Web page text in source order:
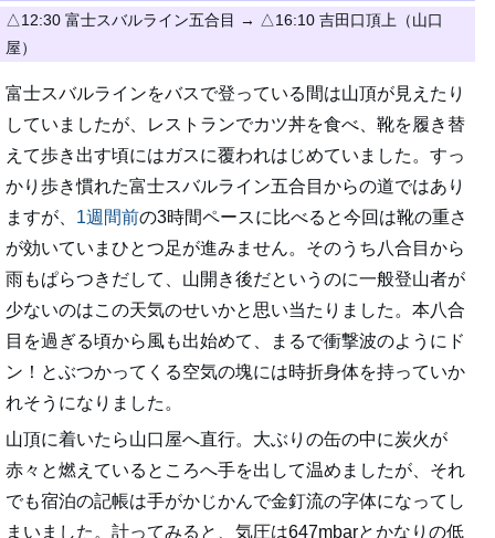
△12:30 富士スバルライン五合目 → △16:10 吉田口頂上（山口
屋）
富士スバルラインをバスで登っている間は山頂が見えたり
していましたが、レストランでカツ丼を食べ、靴を履き替
えて歩き出す頃にはガスに覆われはじめていました。すっ
かり歩き慣れた富士スバルライン五合目からの道ではあり
ますが、 1週間前の3時間ペースに比べると今回は靴の重さ
が効いていまひとつ足が進みません。そのうち八合目から
雨もぱらつきだして、山開き後だというのに一般登山者が
少ないのはこの天気のせいかと思い当たりました。本八合
目を過ぎる頃から風も出始めて、まるで衝撃波のようにド
ン！とぶつかってくる空気の塊には時折身体を持っていか
れそうになりました。
山頂に着いたら山口屋へ直行。大ぶりの缶の中に炭火が
赤々と燃えているところへ手を出して温めましたが、それ
でも宿泊の記帳は手がかじかんで金釘流の字体になってし
まいました。計ってみると、気圧は647mbarとかなりの低